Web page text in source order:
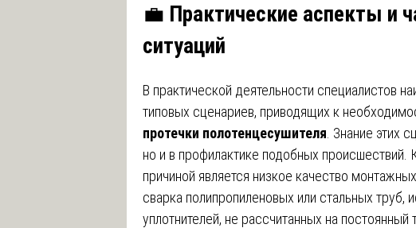
💼 Практические аспекты и
ситуаций
В практической деятельности специалистов
типовых сценариев, приводящих к
протечки полотенцесушителя . Знание этих
но и в профилактике подобных происшествий.
причиной является низкое качество
сварка полипропиленовых или стальных труб,
уплотнителей, не рассчитанных на